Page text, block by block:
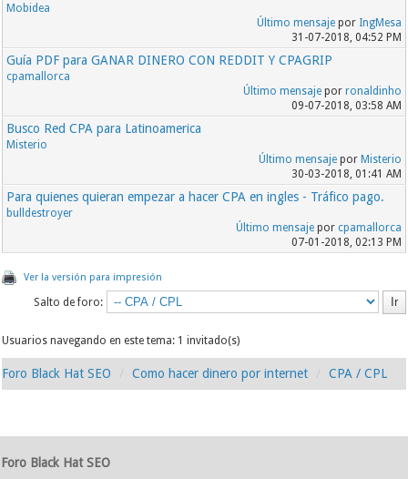
Mobidea
Último mensajepor IngMesa
31-07-2018, 04:52 PM
Guía PDF para GANAR DINERO CON REDDIT Y CPAGRIP
cpamallorca
Último mensajepor ronaldinho
09-07-2018, 03:58 AM
Busco Red CPA para Latinoamerica
Misterio
Último mensajepor Misterio
30-03-2018, 01:41 AM
Para quienes quieran empezar a hacer CPA en ingles - Tráfico pago.
bulldestroyer
Último mensajepor cpamallorca
07-01-2018, 02:13 PM
Ver la versión para impresión
Salto de foro:
Usuarios navegando en este tema: 1 invitado(s)
Foro Black Hat SEO Como hacer dinero por internet CPA / CPL
Foro Black Hat SEO